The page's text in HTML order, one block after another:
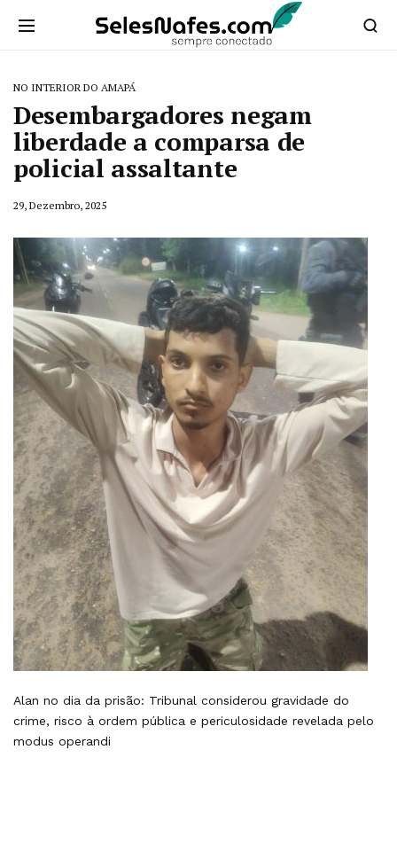
NO INTERIOR DO AMAPÁ
Desembargadores negam
liberdade a comparsa de
policial assaltante
29, Dezembro, 2025
Alan no dia da prisão: Tribunal considerou gravidade do
crime, risco à ordem pública e periculosidade revelada pelo
modus operandi